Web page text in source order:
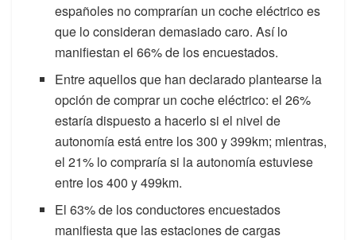
españoles no comprarían un coche eléctrico es
que lo consideran demasiado caro. Así lo
manifiestan el 66% de los encuestados.
Entre aquellos que han declarado plantearse la
opción de comprar un coche eléctrico: el 26%
estaría dispuesto a hacerlo si el nivel de
autonomía está entre los 300 y 399km; mientras,
el 21% lo compraría si la autonomía estuviese
entre los 400 y 499km.
El 63% de los conductores encuestados
manifiesta que las estaciones de cargas